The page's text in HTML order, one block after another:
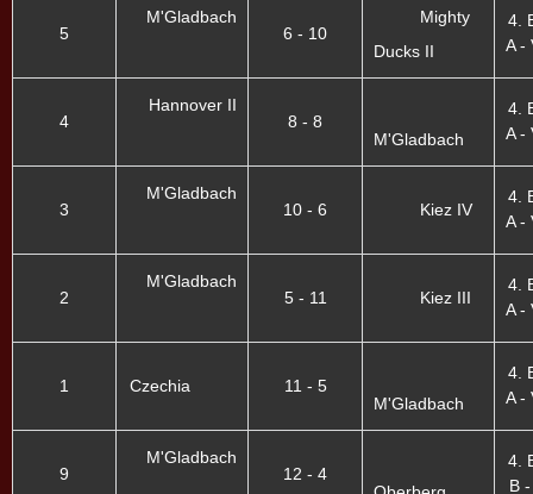
5
M'Gladbach
6 - 10
Mighty
Ducks II
4.
A -
4
Hannover II
8 - 8
M'Gladbach
4.
A -
3
M'Gladbach
10 - 6
Kiez IV
4.
A -
2
M'Gladbach
5 - 11
Kiez III
4.
A -
1 Czechia
11 - 5
M'Gladbach
4.
A -
9
M'Gladbach
12 - 4
4.
B